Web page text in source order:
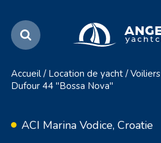
Accueil / Location de yacht / Voiliers
Dufour 44 "Bossa Nova"
ACI Marina Vodice, Croatie